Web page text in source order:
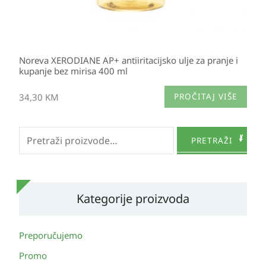
Noreva XERODIANE AP+ antiiritacijsko ulje za pranje i
kupanje bez mirisa 400 ml
34,30 KM PROČITAJ VIŠE
Pretraži: PRETRAŽI
Kategorije proizvoda
Preporučujemo
Promo